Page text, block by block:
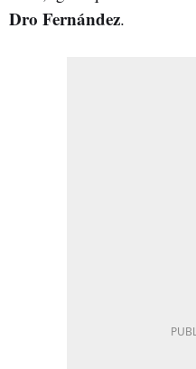
Dro Fernández.